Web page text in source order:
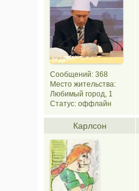
Сообщений: 368
Место жительства:
Любимый город, 1
Статус: оффлайн
Карлсон